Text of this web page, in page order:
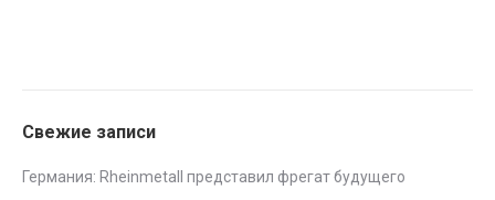
Свежие записи
Германия: Rheinmetall представил фрегат будущего